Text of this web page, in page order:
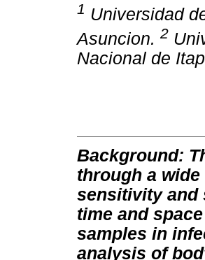
1 Universidad
Asuncion. 2
Nacional de
Background:
through a
sensitivity and
time and
samples in
analysis of